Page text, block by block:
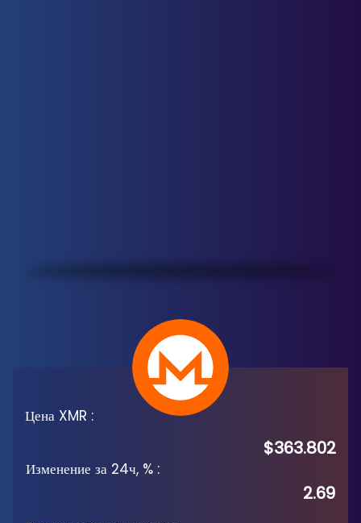
Цена XMR :
$363.802
Изменение за 24ч, % :
2.69